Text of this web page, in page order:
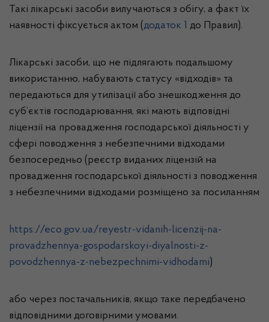
Такі лікарські засоби вилучаються з обігу, а факт їх
наявності фіксується актом (додаток 1 до Правил).
Лікарські засоби, що не підлягають подальшому
використанню, набувають статусу «відходів» та
передаються для утилізації або знешкодження до
суб’єктів господарювання, які мають відповідні
ліцензії на провадження господарської діяльності у
сфері поводження з небезпечними відходами
безпосередньо (реєстр виданих ліцензій на
провадження господарської діяльності з поводження
з небезпечними відходами розміщено за посиланням
https://eco.gov.ua/reyestr-vidanih-licenzij-na-
provadzhennya-gospodarskoyi-diyalnosti-z-
povodzhennya-z-nebezpechnimi-vidhodami)
або через постачальників, якщо таке передбачено
відповідними договірними умовами.